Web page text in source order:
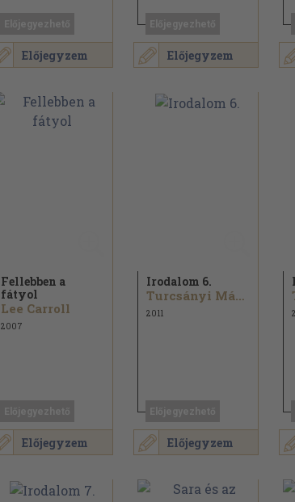
Előjegyzem Előjegyzem
Előjegyzem
Fellebben a
fátyol
Lee Carroll
2007
Előjegyzem
Irodalom 6.
Turcsányi Márta
2011